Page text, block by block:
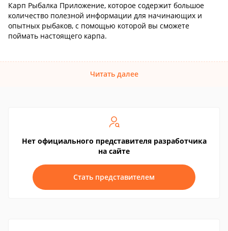
Карп Рыбалка Приложение, которое содержит большое
количество полезной информации для начинающих и
опытных рыбаков, с помощью которой вы сможете
поймать настоящего карпа.
Читать далее
Нет официального представителя разработчика
на сайте
Стать представителем